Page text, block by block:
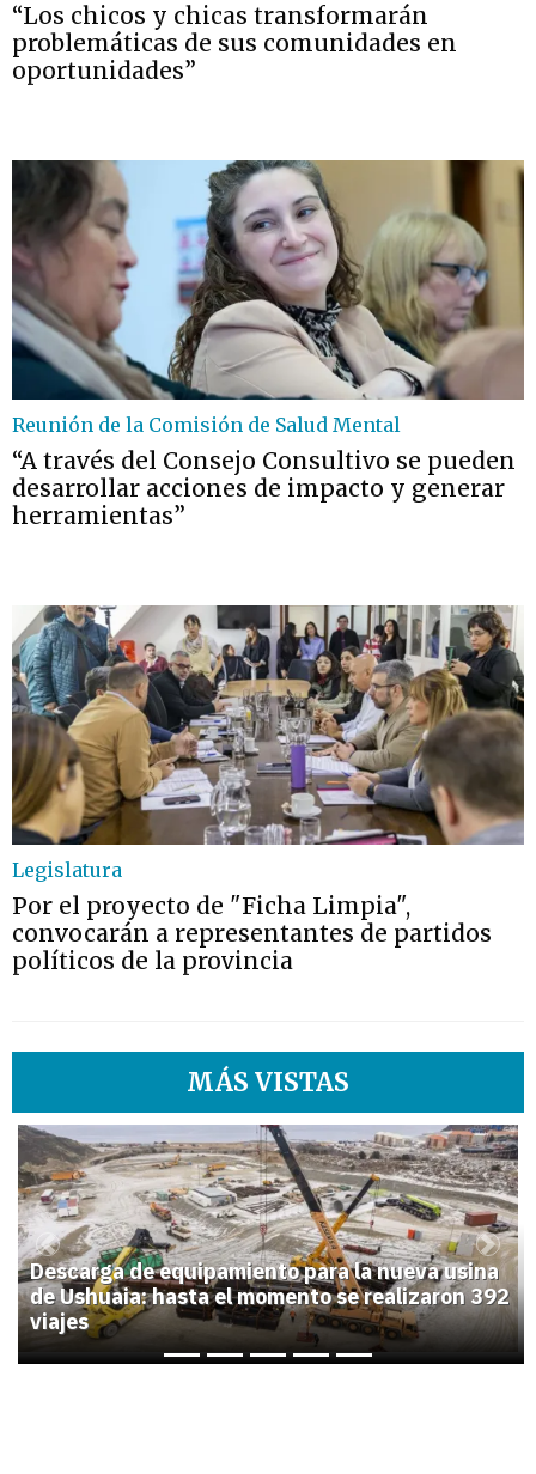
“Los chicos y chicas transformarán
problemáticas de sus comunidades en
oportunidades”
Reunión de la Comisión de Salud Mental
“A través del Consejo Consultivo se pueden
desarrollar acciones de impacto y generar
herramientas”
Legislatura
Por el proyecto de "Ficha Limpia",
convocarán a representantes de partidos
políticos de la provincia
MÁS VISTAS
1
Descarga de equipamiento para la nueva usina
de Ushuaia: hasta el momento se realizaron 392
viajes
Previous Next